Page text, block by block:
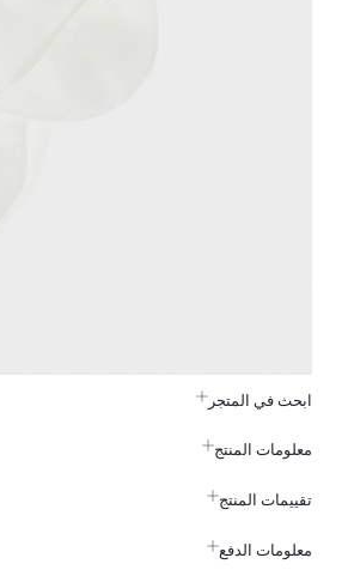
ابحث في المتجر
معلومات المنتج
تقييمات المنتج
معلومات الدفع